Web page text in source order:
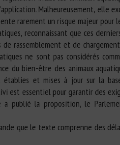
Malheureusement, elle
rarement un risque majeur
reconnaissant que ces
rassemblement et de
ne sont pas considérés
du bien-être des animaux
établies et mises à jour sur la
est essentiel pour garantir des
a publié la proposition, le
que le texte comprenne des